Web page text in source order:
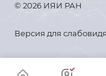
© 2026 ИЯИ РАН
Версия для